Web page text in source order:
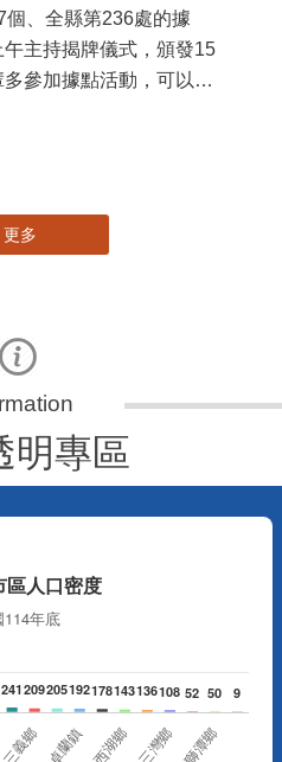
、全縣第236處的據
主持揭牌儀式，頒發15
參加據點活動，可以更
更多
明專區